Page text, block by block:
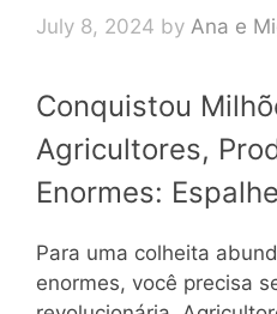
July 8, 2024 by Ana e
Conquistou
Agricultores,
Enormes:
Para uma colheita
enormes, você precisa